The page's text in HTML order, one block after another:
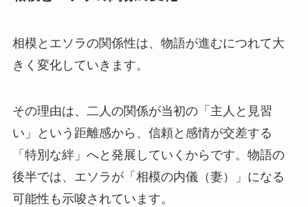
相模とエソラの関係性は、物語が進むにつれて大
きく変化していきます。
その理由は、二人の関係が当初の「主人と見習
い」という距離感から、信頼と感情が交差する
「特別な絆」へと発展していくからです。物語の
後半では、エソラが「相模の内儀（妻）」になる
可能性も示唆されています。